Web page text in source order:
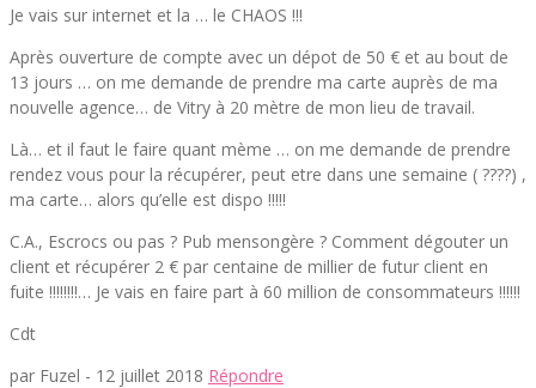
Je vais sur internet et la … le CHAOS !!!
Après ouverture de compte avec un dépot de 50 € et au bout de
13 jours … on me demande de prendre ma carte auprès de ma
nouvelle agence… de Vitry à 20 mètre de mon lieu de travail.
Là… et il faut le faire quant mème … on me demande de prendre
rendez vous pour la récupérer, peut etre dans une semaine ( ????) ,
ma carte… alors qu’elle est dispo !!!!!
C.A., Escrocs ou pas ? Pub mensongère ? Comment dégouter un
client et récupérer 2 € par centaine de millier de futur client en
fuite !!!!!!!!… Je vais en faire part à 60 million de consommateurs !!!!!!
Cdt
par Fuzel - 12 juillet 2018 Répondre